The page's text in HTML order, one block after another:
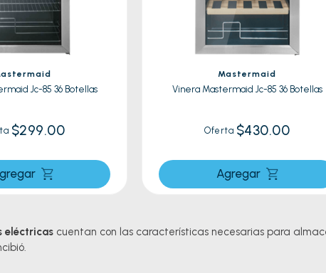
Jc-85 36 Botellas
$299.00
Mastermaid
Vinera Mastermaid Jc-85 36 Botellas
Oferta $430.00
Agregar
eléctricas cuentan con las características necesarias para